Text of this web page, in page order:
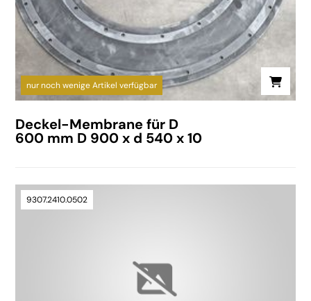
nur noch wenige Artikel verfügbar
Deckel-Membrane für D
600 mm D 900 x d 540 x 10
9307.2410.0502